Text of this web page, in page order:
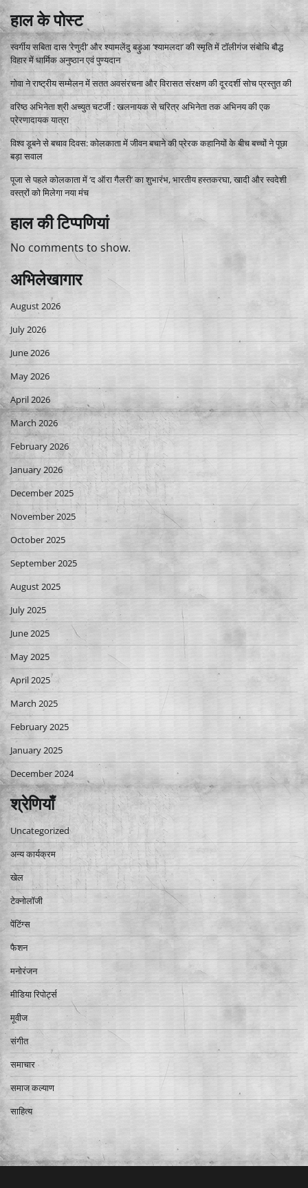
हाल के पोस्ट
स्वर्गीय सबिता दास ‘रेणुदी’ और श्यामलेंदु बड़ुआ ‘श्यामलदा’ की स्मृति में टॉलीगंज संबोधि बौद्ध
विहार में धार्मिक अनुष्ठान एवं पुण्यदान
गोवा ने राष्ट्रीय सम्मेलन में सतत अवसंरचना और विरासत संरक्षण की दूरदर्शी सोच प्रस्तुत की
वरिष्ठ अभिनेता श्री अच्युत चटर्जी : खलनायक से चरित्र अभिनेता तक अभिनय की एक
प्रेरणादायक यात्रा
विश्व डूबने से बचाव दिवस: कोलकाता में जीवन बचाने की प्रेरक कहानियों के बीच बच्चों ने पूछा
बड़ा सवाल
पूजा से पहले कोलकाता में ‘द ऑरा गैलरी’ का शुभारंभ, भारतीय हस्तकरघा, खादी और स्वदेशी
वस्त्रों को मिलेगा नया मंच
हाल की टिप्पणियां
No comments to show.
अभिलेखागार
August 2026
July 2026
June 2026
May 2026
April 2026
March 2026
February 2026
January 2026
December 2025
November 2025
October 2025
September 2025
August 2025
July 2025
June 2025
May 2025
April 2025
March 2025
February 2025
January 2025
December 2024
श्रेणियाँ
Uncategorized
अन्य कार्यक्रम
खेल
टेक्नोलॉजी
पेंटिंग्स
फैशन
मनोरंजन
मीडिया रिपोर्ट्स
मूवीज
संगीत
समाचार
समाज कल्याण
साहित्य